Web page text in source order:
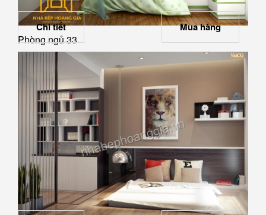
Phòng ngủ 33
Chi tiết Mua hàng